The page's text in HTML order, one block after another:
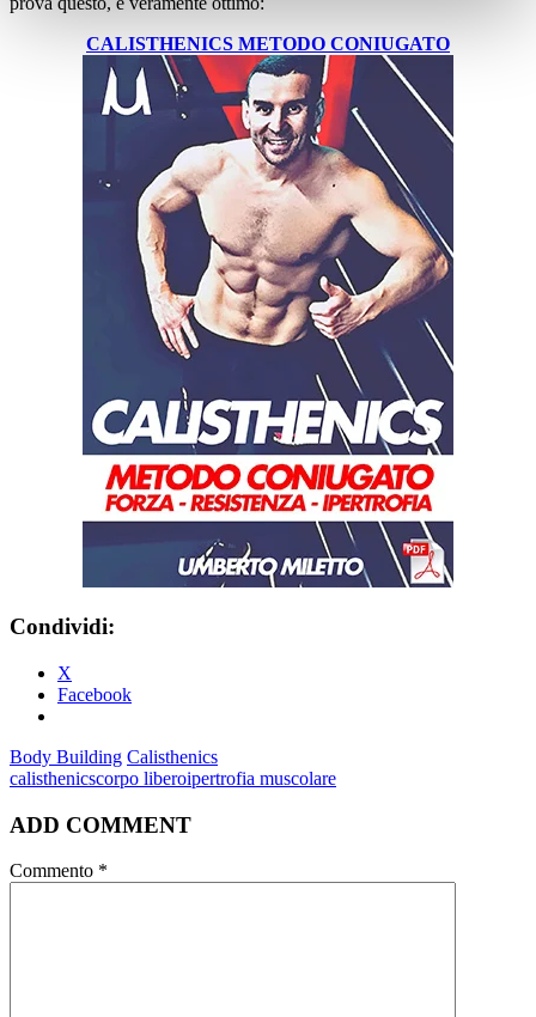
CALISTHENICS METODO CONIUGATO
Condividi:
X
Facebook
Body Building Calisthenics
calisthenicscorpo liberoipertrofia muscolare
ADD COMMENT
Commento *